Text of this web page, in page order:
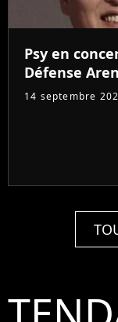
Psy en
Défense
14 septembre